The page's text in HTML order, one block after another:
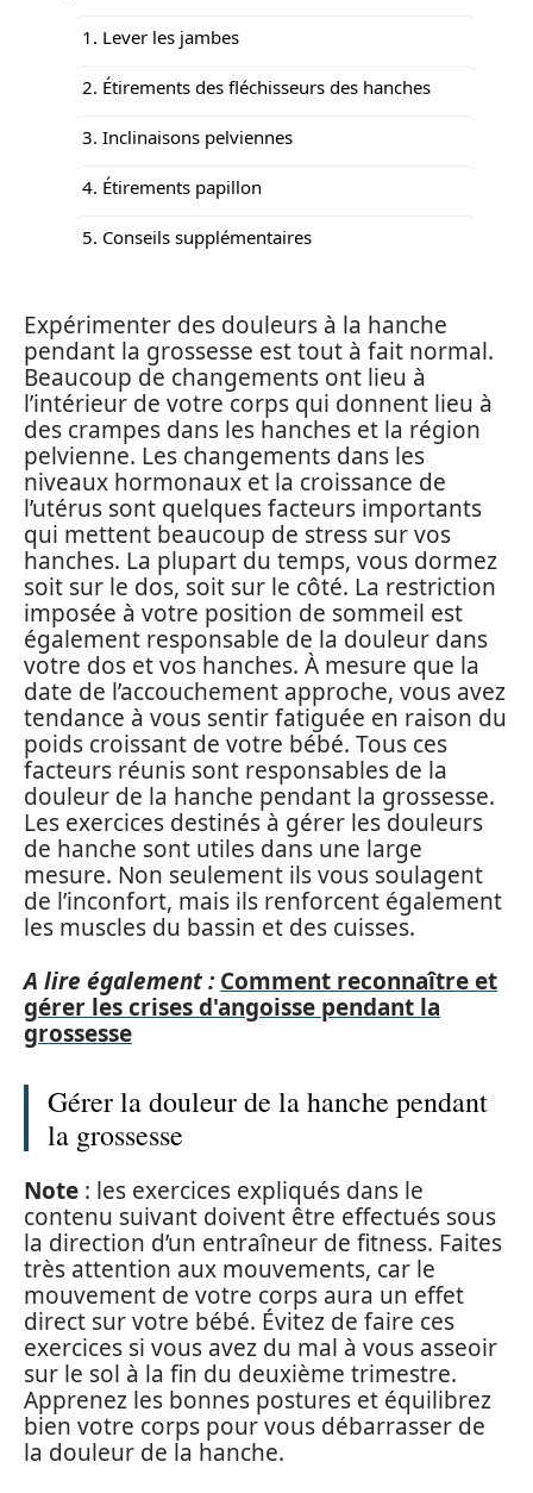
1. Lever les jambes
2. Étirements des fléchisseurs des hanches
3. Inclinaisons pelviennes
4. Étirements papillon
5. Conseils supplémentaires
Expérimenter des douleurs à la hanche
pendant la grossesse est tout à fait normal.
Beaucoup de changements ont lieu à
l’intérieur de votre corps qui donnent lieu à
des crampes dans les hanches et la région
pelvienne. Les changements dans les
niveaux hormonaux et la croissance de
l’utérus sont quelques facteurs importants
qui mettent beaucoup de stress sur vos
hanches. La plupart du temps, vous dormez
soit sur le dos, soit sur le côté. La restriction
imposée à votre position de sommeil est
également responsable de la douleur dans
votre dos et vos hanches. À mesure que la
date de l’accouchement approche, vous avez
tendance à vous sentir fatiguée en raison du
poids croissant de votre bébé. Tous ces
facteurs réunis sont responsables de la
douleur de la hanche pendant la grossesse.
Les exercices destinés à gérer les douleurs
de hanche sont utiles dans une large
mesure. Non seulement ils vous soulagent
de l’inconfort, mais ils renforcent également
les muscles du bassin et des cuisses.
A lire également : Comment reconnaître et
gérer les crises d'angoisse pendant la
grossesse
Gérer la douleur de la hanche pendant
la grossesse
Note : les exercices expliqués dans le
contenu suivant doivent être effectués sous
la direction d’un entraîneur de fitness. Faites
très attention aux mouvements, car le
mouvement de votre corps aura un effet
direct sur votre bébé. Évitez de faire ces
exercices si vous avez du mal à vous asseoir
sur le sol à la fin du deuxième trimestre.
Apprenez les bonnes postures et équilibrez
bien votre corps pour vous débarrasser de
la douleur de la hanche.